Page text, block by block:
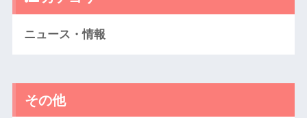
ニュース・情報
その他